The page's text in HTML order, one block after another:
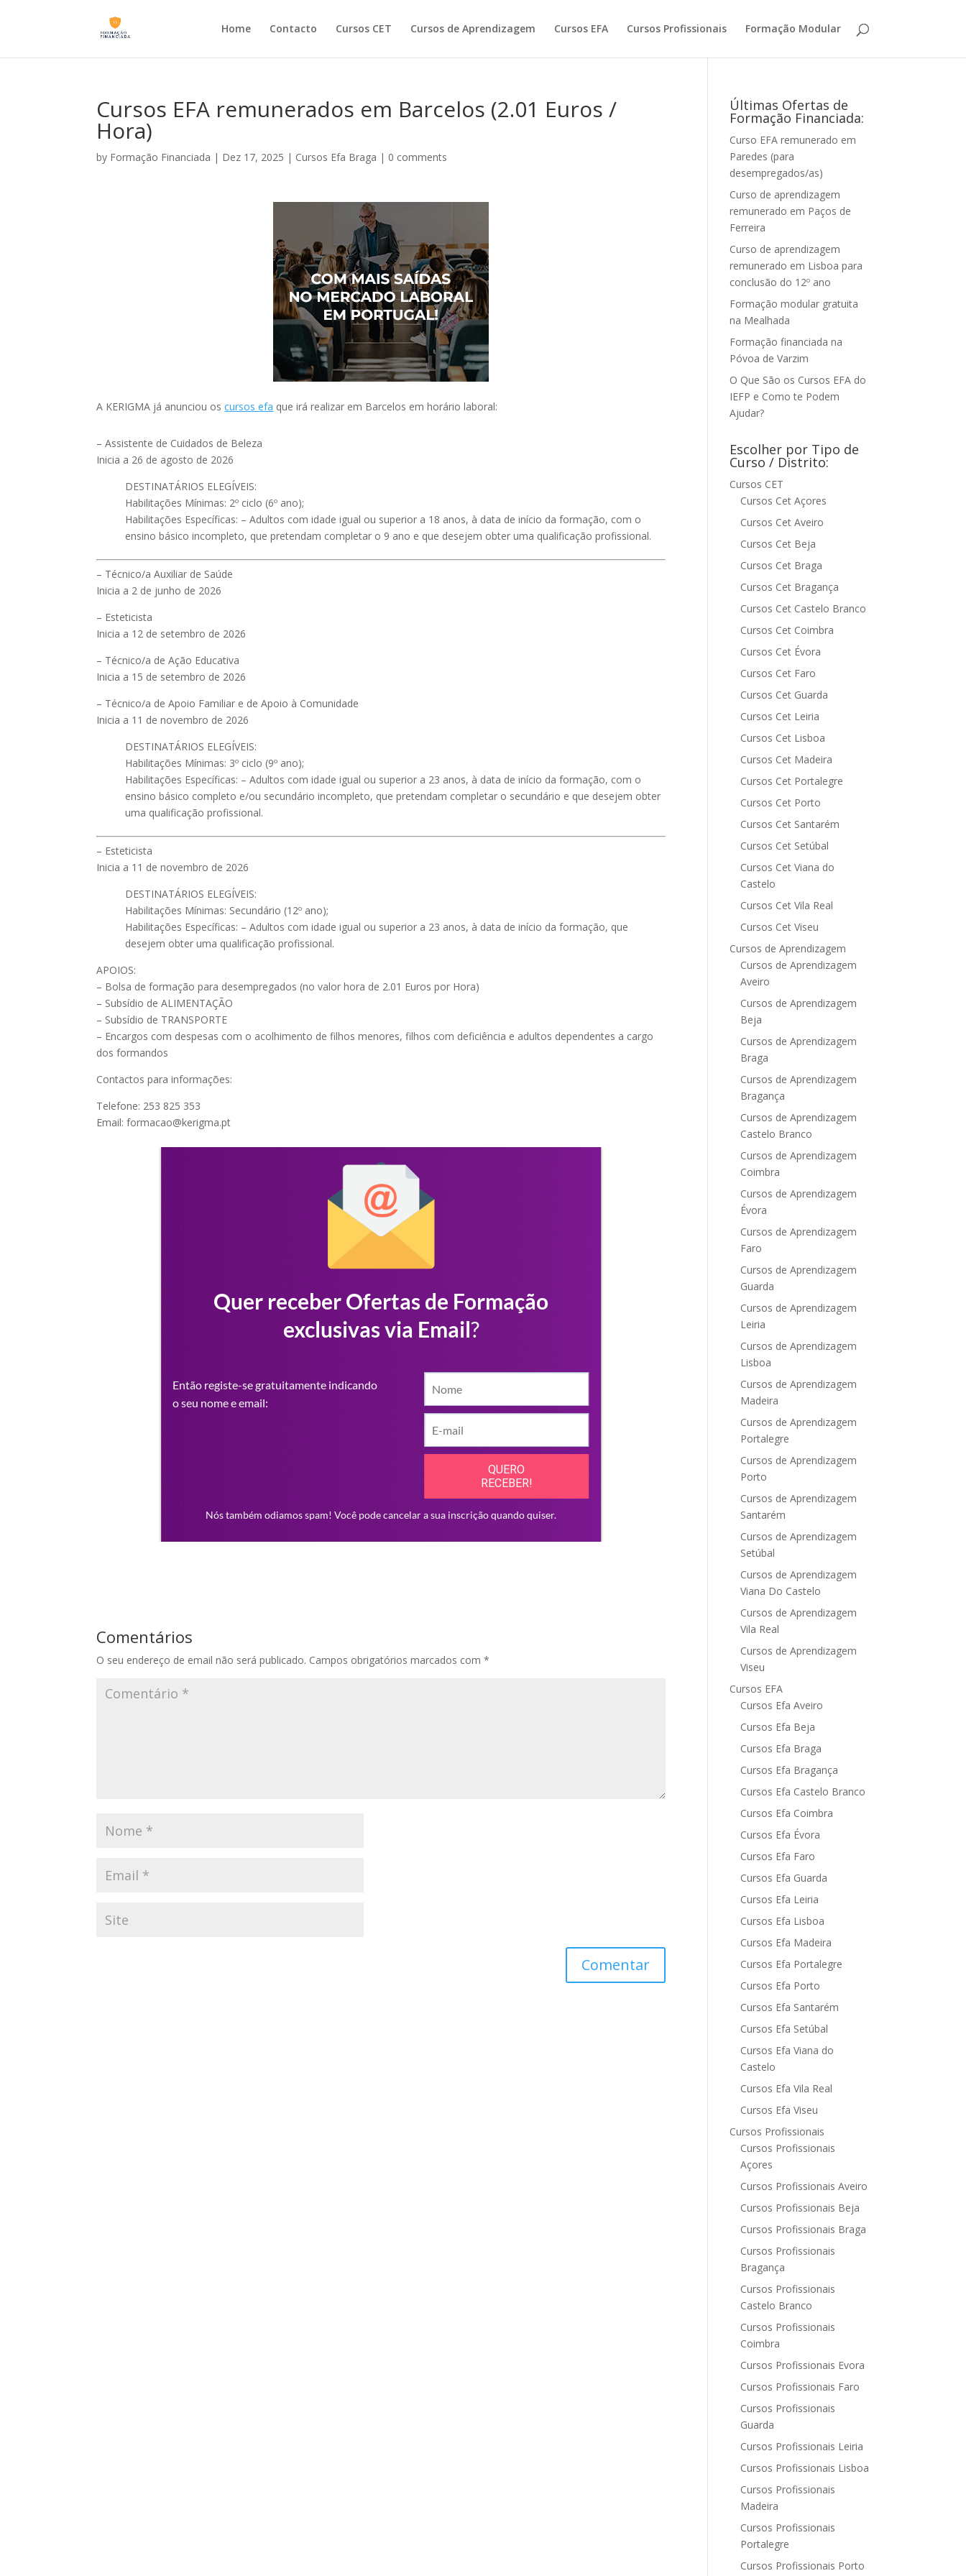
Home Contacto Cursos CET Cursos de Aprendizagem Cursos EFA Cursos Profissionais Formação Modular
Cursos EFA remunerados em Barcelos (2.01 Euros /
Hora)
by Formação Financiada | Dez 17, 2025 | Cursos Efa Braga | 0 comments
A KERIGMA já anunciou oscursos efa que irá realizar em Barcelos em horário laboral:
– Assistente de Cuidados de Beleza
Inicia a 26 de agosto de 2026
DESTINATÁRIOS ELEGÍVEIS:
Habilitações Mínimas: 2º ciclo (6º ano);
Habilitações Específicas: – Adultos com idade igual ou superior a 18 anos, à data de início da formação, com o
ensino básico incompleto, que pretendam completar o 9 ano e que desejem obter uma qualificação profissional.
– Técnico/a Auxiliar de Saúde
Inicia a 2 de junho de 2026
– Esteticista
Inicia a 12 de setembro de 2026
– Técnico/a de Ação Educativa
Inicia a 15 de setembro de 2026
– Técnico/a de Apoio Familiar e de Apoio à Comunidade
Inicia a 11 de novembro de 2026
DESTINATÁRIOS ELEGÍVEIS:
Habilitações Mínimas: 3º ciclo (9º ano);
Habilitações Específicas: – Adultos com idade igual ou superior a 23 anos, à data de início da formação, com o
ensino básico completo e/ou secundário incompleto, que pretendam completar o secundário e que desejem obter
uma qualificação profissional.
– Esteticista
Inicia a 11 de novembro de 2026
DESTINATÁRIOS ELEGÍVEIS:
Habilitações Mínimas: Secundário (12º ano);
Habilitações Específicas: – Adultos com idade igual ou superior a 23 anos, à data de início da formação, que
desejem obter uma qualificação profissional.
APOIOS:
– Bolsa de formação para desempregados (no valor hora de 2.01 Euros por Hora)
– Subsídio de ALIMENTAÇÃO
– Subsídio de TRANSPORTE
– Encargos com despesas com o acolhimento de filhos menores, filhos com deficiência e adultos dependentes a cargo
dos formandos
Contactos para informações:
Telefone: 253 825 353
Email: formacao@kerigma.pt
Comentários
O seu endereço de email não será publicado. Campos obrigatórios marcados com*
Últimas Ofertas de
Formação Financiada:
Curso EFA remunerado em
Paredes (para
desempregados/as)
Curso de aprendizagem
remunerado em Paços de
Ferreira
Curso de aprendizagem
remunerado em Lisboa para
conclusão do 12º ano
Formação modular gratuita
na Mealhada
Formação financiada na
Póvoa de Varzim
O Que São os Cursos EFA do
IEFP e Como te Podem
Ajudar?
Escolher por Tipo de
Curso / Distrito:
Cursos CET
Cursos Cet Açores
Cursos Cet Aveiro
Cursos Cet Beja
Cursos Cet Braga
Cursos Cet Bragança
Cursos Cet Castelo Branco
Cursos Cet Coimbra
Cursos Cet Évora
Cursos Cet Faro
Cursos Cet Guarda
Cursos Cet Leiria
Cursos Cet Lisboa
Cursos Cet Madeira
Cursos Cet Portalegre
Cursos Cet Porto
Cursos Cet Santarém
Cursos Cet Setúbal
Cursos Cet Viana do
Castelo
Cursos Cet Vila Real
Cursos Cet Viseu
Cursos de Aprendizagem
Cursos de Aprendizagem
Aveiro
Cursos de Aprendizagem
Beja
Cursos de Aprendizagem
Braga
Cursos de Aprendizagem
Bragança
Cursos de Aprendizagem
Castelo Branco
Cursos de Aprendizagem
Coimbra
Cursos de Aprendizagem
Évora
Cursos de Aprendizagem
Faro
Cursos de Aprendizagem
Guarda
Cursos de Aprendizagem
Leiria
Cursos de Aprendizagem
Lisboa
Cursos de Aprendizagem
Madeira
Cursos de Aprendizagem
Portalegre
Cursos de Aprendizagem
Porto
Cursos de Aprendizagem
Santarém
Cursos de Aprendizagem
Setúbal
Cursos de Aprendizagem
Viana Do Castelo
Cursos de Aprendizagem
Vila Real
Cursos de Aprendizagem
Viseu
Cursos EFA
Cursos Efa Aveiro
Cursos Efa Beja
Cursos Efa Braga
Cursos Efa Bragança
Cursos Efa Castelo Branco
Cursos Efa Coimbra
Cursos Efa Évora
Cursos Efa Faro
Cursos Efa Guarda
Cursos Efa Leiria
Cursos Efa Lisboa
Cursos Efa Madeira
Cursos Efa Portalegre
Cursos Efa Porto
Cursos Efa Santarém
Cursos Efa Setúbal
Cursos Efa Viana do
Castelo
Cursos Efa Vila Real
Cursos Efa Viseu
Cursos Profissionais
Cursos Profissionais
Açores
Cursos Profissionais Aveiro
Cursos Profissionais Beja
Cursos Profissionais Braga
Cursos Profissionais
Bragança
Cursos Profissionais
Castelo Branco
Cursos Profissionais
Coimbra
Cursos Profissionais Evora
Cursos Profissionais Faro
Cursos Profissionais
Guarda
Cursos Profissionais Leiria
Cursos Profissionais Lisboa
Cursos Profissionais
Madeira
Cursos Profissionais
Portalegre
Cursos Profissionais Porto